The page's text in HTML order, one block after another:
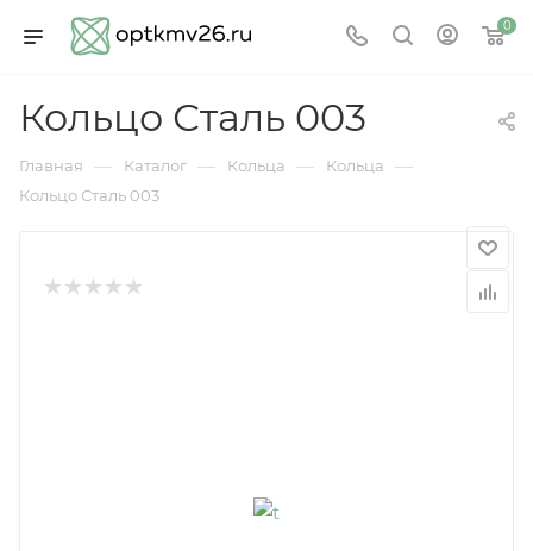
0
Кольцо Сталь 003
Главная — Каталог — Кольца — Кольца —
Кольцо Сталь 003